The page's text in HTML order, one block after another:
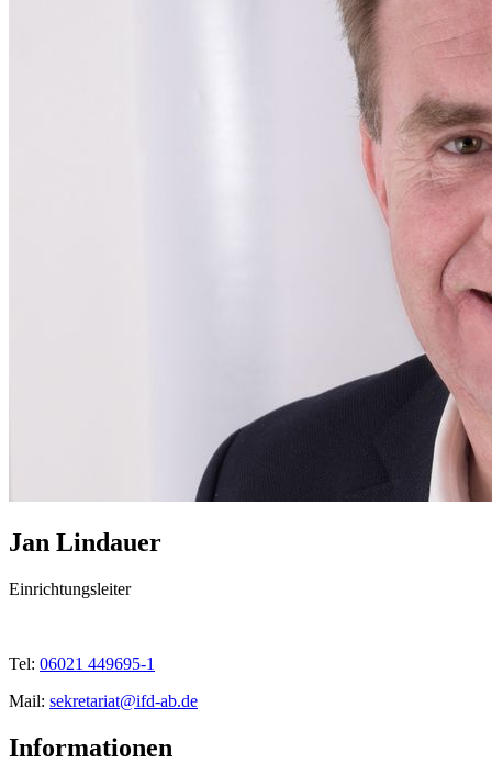
Jan Lindauer
Einrichtungsleiter
Tel: 06021 449695-1
Mail: sekretariat@ifd-ab.de
Informationen